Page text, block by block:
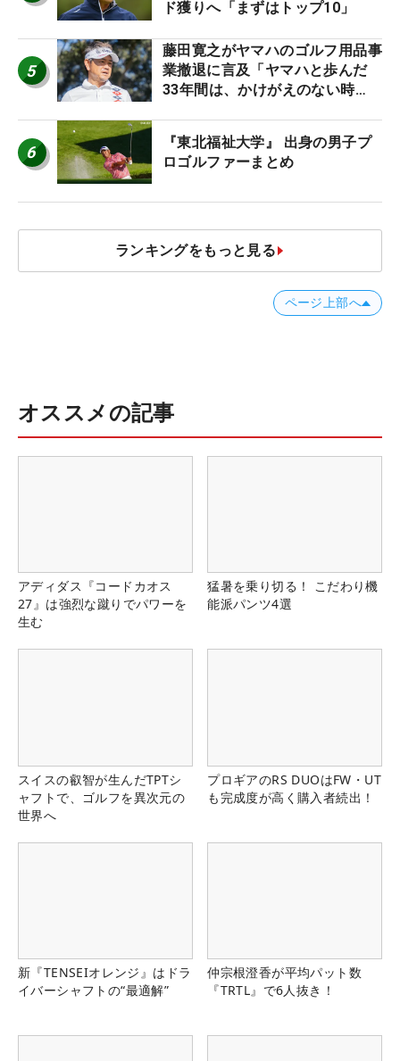
ド獲りへ「まずはトップ10」
5
藤田寛之がヤマハのゴルフ用品事
業撤退に言及「ヤマハと歩んだ
33年間は、かけがえのない時
6
『東北福祉大学』 出身の男子プ
ロゴルファーまとめ
ランキングをもっと見る
ページ上部へ
オススメの記事
アディダス『コードカオス
27』は強烈な蹴りでパワーを
生む
猛暑を乗り切る！ こだわり機
能派パンツ4選
スイスの叡智が生んだTPTシ
ャフトで、ゴルフを異次元の
世界へ
プロギアのRS DUOはFW・UT
も完成度が高く購入者続出！
新『TENSEIオレンジ』はドラ
イバーシャフトの“最適解”
仲宗根澄香が平均パット数
『TRTL』で6人抜き！